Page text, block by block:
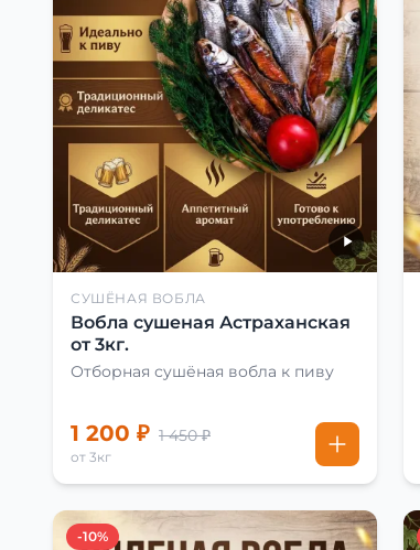
СУШЁНАЯ ВОБЛА
Вобла сушеная Астраханская
от 3кг.
Отборная сушёная вобла к пиву
1 200 ₽ 1 450 ₽
от 3кг
-10%